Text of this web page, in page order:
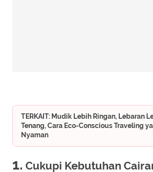
TERKAIT: Mudik Lebih Ringan, Lebaran
Tenang, Cara Eco-Conscious Traveling
Nyaman
1. Cukupi Kebutuhan